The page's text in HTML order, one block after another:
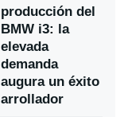
producción del
BMW i3: la
elevada
demanda
augura un éxito
arrollador